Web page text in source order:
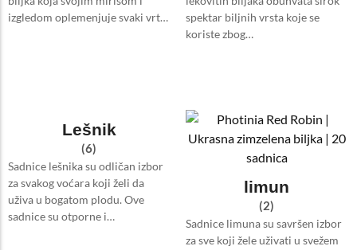
izgledom oplemenjuje svaki vrt…
spektar biljnih vrsta koje se
koriste zbog…
Lešnik
(6)
Sadnice lešnika su odličan izbor
za svakog voćara koji želi da
uživa u bogatom plodu. Ove
sadnice su otporne i…
limun
(2)
Sadnice limuna su savršen izbor
za sve koji žele uživati u svežem